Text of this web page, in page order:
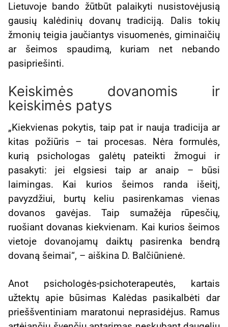
Lietuvoje bando žūtbūt palaikyti nusistovėjusią
gausių kalėdinių dovanų tradiciją. Dalis tokių
žmonių teigia jaučiantys visuomenės, giminaičių
ar šeimos spaudimą, kuriam net nebando
pasipriešinti.
Keiskimės dovanomis ir
keiskimės patys
„Kiekvienas pokytis, taip pat ir nauja tradicija ar
kitas požiūris – tai procesas. Nėra formulės,
kurią psichologas galėtų pateikti žmogui ir
pasakyti: jei elgsiesi taip ar anaip – būsi
laimingas. Kai kurios šeimos randa išeitį,
pavyzdžiui, burtų keliu pasirenkamas vienas
dovanos gavėjas. Taip sumažėja rūpesčių,
ruošiant dovanas kiekvienam. Kai kurios šeimos
vietoje dovanojamų daiktų pasirenka bendrą
dovaną šeimai“, – aiškina D. Balčiūnienė.
Anot psichologės-psichoterapeutės, kartais
užtektų apie būsimas Kalėdas pasikalbėti dar
prieššventiniam maratonui neprasidėjus. Ramus